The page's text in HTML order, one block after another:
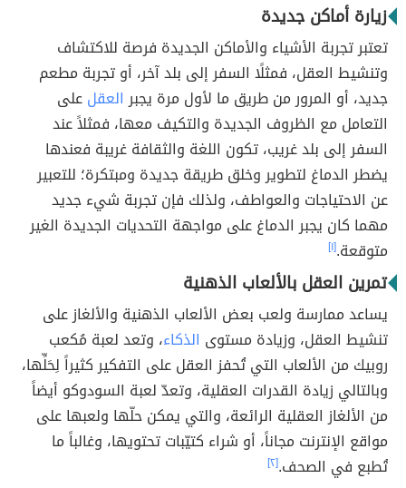
زيارة أماكن جديدة
تعتبر تجربة الأشياء والأماكن الجديدة فرصة للاكتشاف
وتنشيط العقل، فمثلًا السفر إلى بلد آخر، أو تجربة مطعم
جديد، أو المرور من طريق ما لأول مرة يجبرالعقلعلى
التعامل مع الظروف الجديدة والتكيف معها، فمثلاً عند
السفر إلى بلد غريب، تكون اللغة والثقافة غريبة فعندها
يضطر الدماغ لتطوير وخلق طريقة جديدة ومبتكرة؛ للتعبير
عن الاحتياجات والعواطف، ولذلك فإن تجربة شيء جديد
مهما كان يجبر الدماغ على مواجهة التحديات الجديدة الغير
متوقعة.[١]
تمرين العقل بالألعاب الذهنية
يساعد ممارسة ولعب بعض الألعاب الذهنية والألغاز على
تنشيط العقل، وزيادة مستوى الذكاء، وتعد لعبة مُكعب
روبيك من الألعاب التي تُحفز العقل على التفكير كثيراً لِحَلِّها،
وبالتالي زيادة القدرات العقلية، وتعدّ لعبة السودوكو أيضاً
من الألغاز العقلية الرائعة، والتي يمكن حلّها ولعبها على
مواقع الإنترنت مجاناً، أو شراء كتيّبات تحتويها، وغالباً ما
تُطبع في الصحف.[٢]